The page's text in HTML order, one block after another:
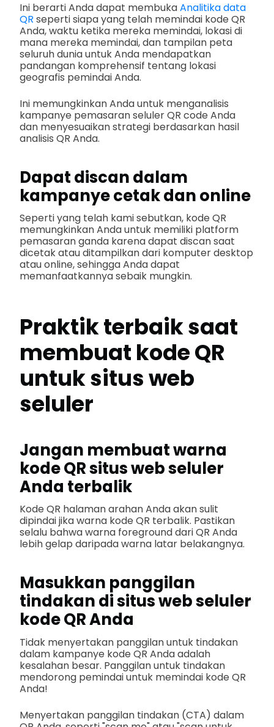
Ini berarti Anda dapat membukaAnalitika data
QR seperti siapa yang telah memindai kode QR
Anda, waktu ketika mereka memindai, lokasi di
mana mereka memindai, dan tampilan peta
seluruh dunia untuk Anda mendapatkan
pandangan komprehensif tentang lokasi
geografis pemindai Anda.
Ini memungkinkan Anda untuk menganalisis
kampanye pemasaran seluler QR code Anda
dan menyesuaikan strategi berdasarkan hasil
analisis QR Anda.
Dapat discan dalam
kampanye cetak dan online
Seperti yang telah kami sebutkan, kode QR
memungkinkan Anda untuk memiliki platform
pemasaran ganda karena dapat discan saat
dicetak atau ditampilkan dari komputer desktop
atau online, sehingga Anda dapat
memanfaatkannya sebaik mungkin.
Praktik terbaik saat
membuat kode QR
untuk situs web
seluler
Jangan membuat warna
kode QR situs web seluler
Anda terbalik
Kode QR halaman arahan Anda akan sulit
dipindai jika warna kode QR terbalik. Pastikan
selalu bahwa warna foreground dari QR Anda
lebih gelap daripada warna latar belakangnya.
Masukkan panggilan
tindakan di situs web seluler
kode QR Anda
Tidak menyertakan panggilan untuk tindakan
dalam kampanye kode QR Anda adalah
kesalahan besar. Panggilan untuk tindakan
mendorong pemindai untuk memindai kode QR
Anda!
Menyertakan panggilan tindakan (CTA) dalam